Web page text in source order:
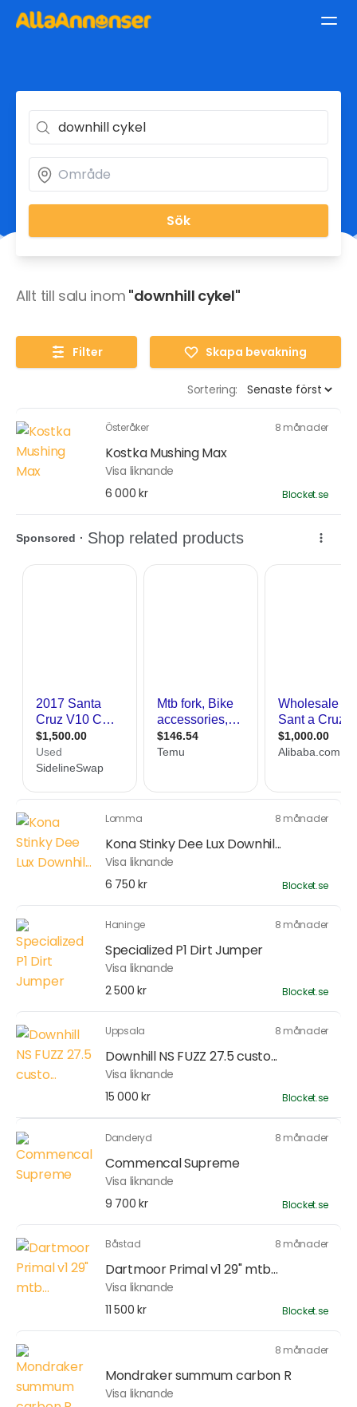
Sök
Allt till salu inom "downhill cykel"
Filter Skapa bevakning
Sortering:
Österåker 8 månader
Kostka Mushing Max
Visa liknande
6 000 kr
Blocket.se
Lomma 8 månader
Kona Stinky Dee Lux Downhil...
Visa liknande
6 750 kr
Blocket.se
Haninge 8 månader
Specialized P1 Dirt Jumper
Visa liknande
2 500 kr
Blocket.se
Uppsala 8 månader
Downhill NS FUZZ 27.5 custo...
Visa liknande
15 000 kr
Blocket.se
Danderyd 8 månader
Commencal Supreme
Visa liknande
9 700 kr
Blocket.se
Båstad 8 månader
Dartmoor Primal v1 29" mtb...
Visa liknande
11 500 kr
Blocket.se
8 månader
Mondraker summum carbon R
Visa liknande